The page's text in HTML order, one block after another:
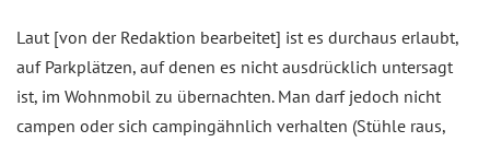
Laut [von der Redaktion bearbeitet] ist es durchaus erlaubt,
auf Parkplätzen, auf denen es nicht ausdrücklich untersagt
ist, im Wohnmobil zu übernachten. Man darf jedoch nicht
campen oder sich campingähnlich verhalten (Stühle raus,